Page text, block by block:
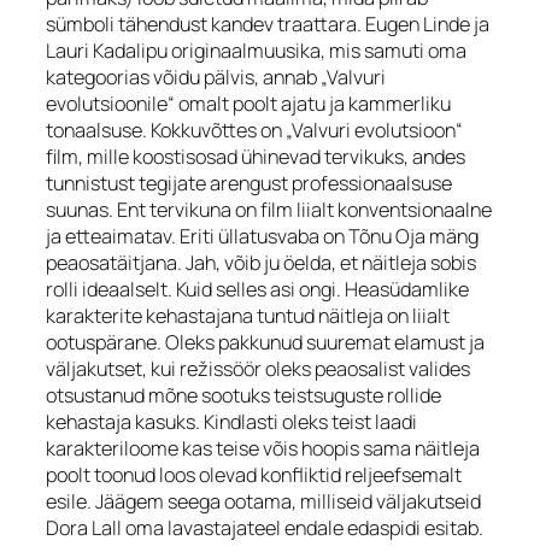
sümboli tähendust kandev traattara. Eugen Linde ja
Lauri Kadalipu originaalmuusika, mis samuti oma
kategoorias võidu pälvis, annab „Valvuri
evolutsioonile“ omalt poolt ajatu ja kammerliku
tonaalsuse. Kokkuvõttes on „Valvuri evolutsioon“
film, mille koostisosad ühinevad tervikuks, andes
tunnistust tegijate arengust professionaalsuse
suunas. Ent tervikuna on film liialt konventsionaalne
ja etteaimatav. Eriti üllatusvaba on Tõnu Oja mäng
peaosatäitjana. Jah, võib ju öelda, et näitleja sobis
rolli ideaalselt. Kuid selles asi ongi. Heasüdamlike
karakterite kehastajana tuntud näitleja on liialt
ootuspärane. Oleks pakkunud suuremat elamust ja
väljakutset, kui režissöör oleks peaosalist valides
otsustanud mõne sootuks teistsuguste rollide
kehastaja kasuks. Kindlasti oleks teist laadi
karakteriloome kas teise võis hoopis sama näitleja
poolt toonud loos olevad konfliktid reljeefsemalt
esile. Jäägem seega ootama, milliseid väljakutseid
Dora Lall oma lavastajateel endale edaspidi esitab.